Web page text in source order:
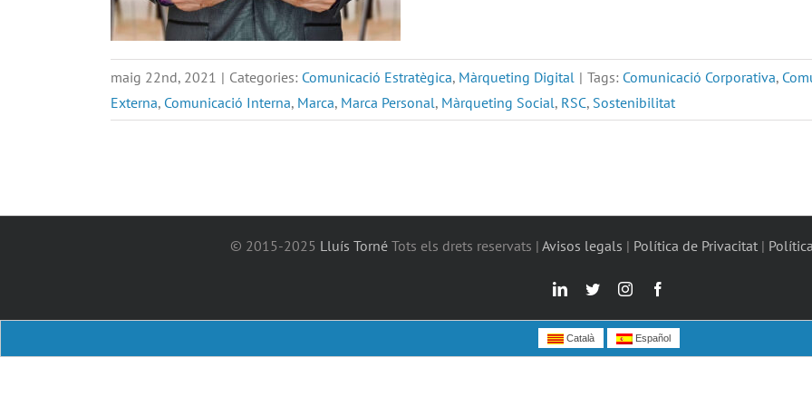
maig 22nd, 2021 | Categories: Comunicació Estratègica, Màrqueting Digital | Tags: Comunicació Corporativa,
Externa, Comunicació Interna, Marca, Marca Personal, Màrqueting Social, RSC, Sostenibilitat
© 2015-2025 Lluís TornéTots els drets reservats | Avisos legals | Política de Privacitat|
LinkedIn
TwitterInstagram
Català Español